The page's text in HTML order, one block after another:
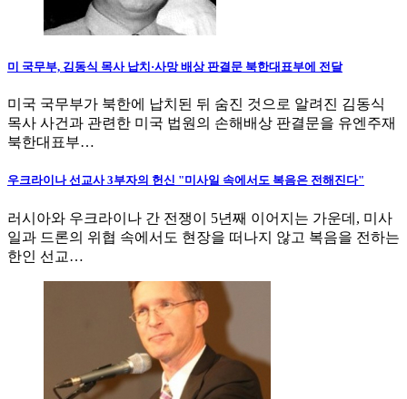
미 국무부, 김동식 목사 납치·사망 배상 판결문 북한대표부에 전달
미국 국무부가 북한에 납치된 뒤 숨진 것으로 알려진 김동식
목사 사건과 관련한 미국 법원의 손해배상 판결문을 유엔주재
북한대표부…
우크라이나 선교사 3부자의 헌신 "미사일 속에서도 복음은 전해진다"
러시아와 우크라이나 간 전쟁이 5년째 이어지는 가운데, 미사
일과 드론의 위협 속에서도 현장을 떠나지 않고 복음을 전하는
한인 선교…